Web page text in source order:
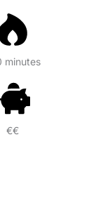
minutes
€€